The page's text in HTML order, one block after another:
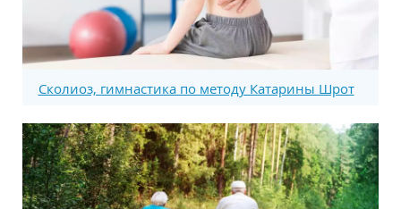
Сколиоз, гимнастика по методу Катарины Шрот